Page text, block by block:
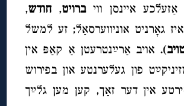
אַזעלכע איינסן וויברויט,חודש,
גאָרניט אוניווערסאַל; זע למשל
). אויב אַרײַנטרעטן אַ קאַפּ אין
פון געלערנטע און בפירוש
אין דער זאַך, קען מען גלײַך